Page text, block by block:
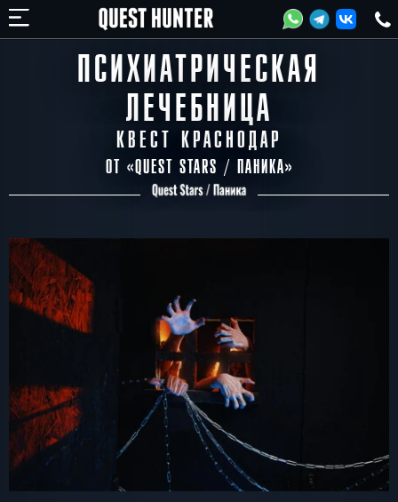
ПСИХИАТРИЧЕСКАЯ
ЛЕЧЕБНИЦА
КВЕСТ КРАСНОДАР
ОТ «QUEST STARS / ПАНИКА​»